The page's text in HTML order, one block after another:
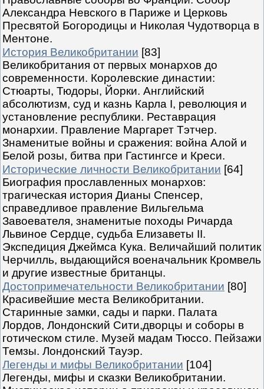
Александра Невского в Париже и Церковь
Пресвятой Богородицы и Николая Чудотворца в
Ментоне.
История Великобритании [83]
Великобритания от первых монархов до
современности. Королевские династии:
Стюарты, Тюдоры, Йорки. Английский
абсолютизм, суд и казнь Карла I, революция и
установление республики. Реставрация
монархии. Правление Маргарет Тэтчер.
Знаменитые войны и сражения: война Алой и
Белой розы, битва при Гастингсе и Креси.
Исторические личности Великобритании [64]
Биография прославленных монархов:
трагическая история Дианы Спенсер,
справедливое правление Вильгельма
Завоевателя, знаменитые походы Ричарда
Львиное Сердце, судьба Елизаветы II.
Экспедиция Джеймса Кука. Величайший политик
Черчилль, выдающийся военачальник Кромвель
и другие известные британцы.
Достопримечательности Великобритании [80]
Красивейшие места Великобритании.
Старинные замки, сады и парки. Палата
Лордов, Лондонский Сити,дворцы и соборы в
готическом стиле. Музей мадам Тюссо. Пейзажи
Темзы. Лондонский Тауэр.
Легенды и мифы Великобритании [104]
Легенды, мифы и сказки Великобритании.